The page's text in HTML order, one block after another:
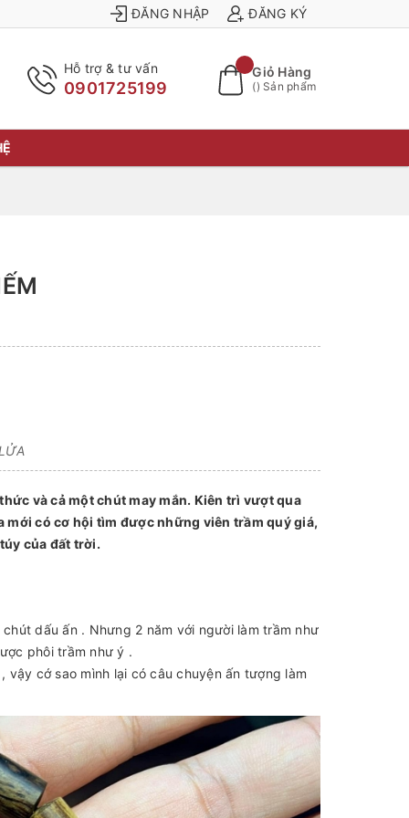
ĐĂNG NHẬP ĐĂNG KÝ
Hỗ trợ & tư vấn
0901725199
Giỏ Hàng
() Sản phẩm
và cả một chút may mắn. Kiên trì vượt qua
có cơ hội tìm được những viên trầm quý giá,
của đất trời.
dấu ấn . Nhưng 2 năm với người làm trầm như
phôi trầm như ý .
vậy cớ sao mình lại có câu chuyện ấn tượng làm